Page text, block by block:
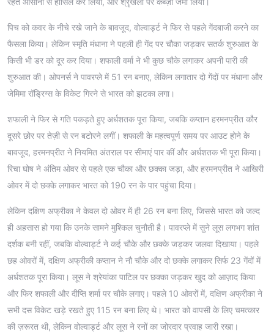
पिच को कवर के नीचे रखे जाने के बावजूद, वोल्वार्ड्ट ने फिर से पहले गेंदबाजी करने का
फैसला किया। लेकिन स्मृति मंधाना ने पहली ही गेंद पर चौका जड़कर सतर्क शुरुआत के
किसी भी डर को दूर कर दिया। शफाली वर्मा ने भी कुछ चौके लगाकर अपनी पारी की
शुरुआत की। ओपनर्स ने पावरप्ले में 51 रन बनाए, लेकिन लगातार दो गेंदों पर मंधाना और
जेमिमा रॉड्रिग्स के विकेट गिरने से भारत को झटका लगा।
शफाली ने फिर से गति पकड़ते हुए अर्धशतक पूरा किया, जबकि कप्तान हरमनप्रीत कौर
दूसरे छोर पर तेज़ी से रन बटोरने लगीं। शफाली के महत्वपूर्ण समय पर आउट होने के
बावजूद, हरमनप्रीत ने नियमित अंतराल पर सीमाएं पार कीं और अर्धशतक भी पूरा किया।
रिचा घोष ने अंतिम ओवर से पहले एक चौका और छक्का जड़ा, और हरमनप्रीत ने आखिरी
ओवर में दो छक्के लगाकर भारत को 190 रन के पार पहुंचा दिया।
लेकिन दक्षिण अफ्रीका ने केवल दो ओवर में ही 26 रन बना लिए, जिससे भारत को जल्द
ही अहसास हो गया कि उनके सामने मुश्किल चुनौती है। पावरप्ले में सुने लूस लगभग शांत
दर्शक बनी रहीं, जबकि वोल्वार्ड्ट ने कई चौके और छक्के जड़कर जलवा दिखाया। पहले
छह ओवरों में, दक्षिण अफ्रीकी कप्तान ने नौ चौके और दो छक्के लगाकर सिर्फ 23 गेंदों में
अर्धशतक पूरा किया। लूस ने श्रेयांका पाटिल पर छक्का जड़कर खुद को आज़ाद किया
और फिर शफाली और दीप्ति शर्मा पर चौके लगाए। पहले 10 ओवरों में, दक्षिण अफ्रीका ने
सभी दस विकेट खड़े रखते हुए 115 रन बना लिए थे। भारत को वापसी के लिए चमत्कार
की ज़रूरत थी, लेकिन वोल्वार्ड्ट और लूस ने रनों का जोरदार प्रवाह जारी रखा।